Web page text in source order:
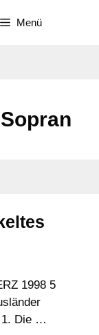
Menü
1998 5
1. Die …